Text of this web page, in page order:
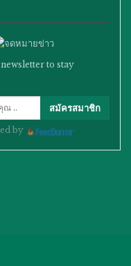
to stay
สมัครสมาชิก
by